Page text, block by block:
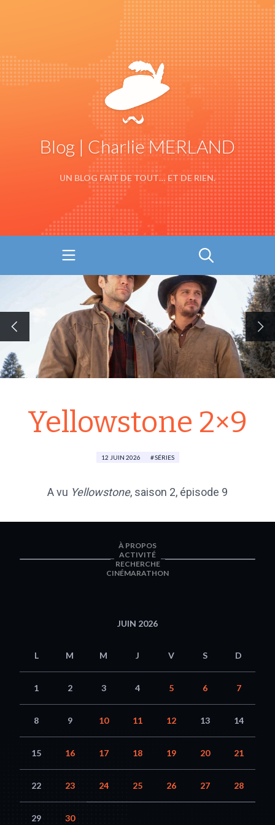
Blog | Charlie MERLAND
UN BLOG FAIT DE TOUT… ET DE RIEN.
Yellowstone 2×9
12 JUIN 2026 SÉRIES
A vu Yellowstone, saison 2, épisode 9
À PROPOS
ACTIVITÉ
RECHERCHE
CINÉMARATHON
JUIN 2026
L M M J V S D
1 2 3 4 5 6 7
8 9 10 11 12 13 14
15 16 17 18 19 20 21
22 23 24 25 26 27 28
29 30